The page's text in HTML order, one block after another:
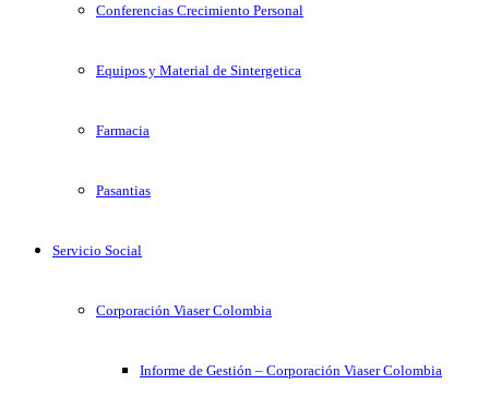
Conferencias Crecimiento Personal
Equipos y Material de Sintergetica
Farmacia
Pasantias
Servicio Social
Corporación Viaser Colombia
Informe de Gestión – Corporación Viaser Colombia